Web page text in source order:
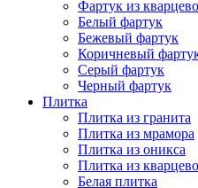
Фартук из
Белый фартук
Бежевый фартук
Коричневый
Серый фартук
Черный фартук
Плитка
Плитка из гранита
Плитка из мрамора
Плитка из оникса
Плитка из
Белая плитка